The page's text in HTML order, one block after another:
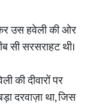
उस हवेली की ओर
सी सरसराहट थी।
की दीवारों पर
दरवाज़ा था, जिस